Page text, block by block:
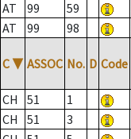
AT
99 59
AT
99 98
C ▼ ASSOC No. D Code
CH 51 1
CH
51 3